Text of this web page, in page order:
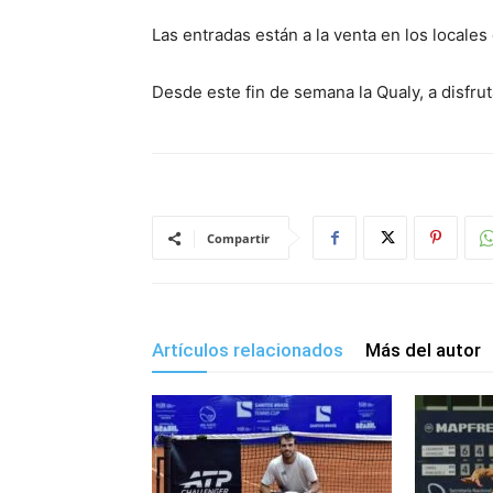
Las entradas están a la venta en los
Desde este fin de semana la Qualy, a
Compartir
Artículos relacionados Más del autor